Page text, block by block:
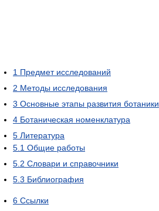
1 Предмет исследований
2 Методы исследования
3 Основные этапы развития ботаники
4 Ботаническая номенклатура
5 Литература
5.1 Общие работы
5.2 Словари и справочники
5.3 Библиография
6 Ссылки